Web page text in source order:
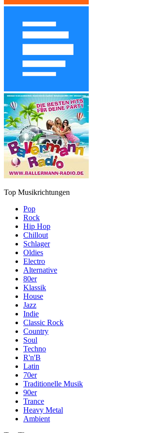
Top Musikrichtungen
Pop
Rock
Hip Hop
Chillout
Schlager
Oldies
Electro
Alternative
80er
Klassik
House
Jazz
Indie
Classic Rock
Country
Soul
Techno
R'n'B
Latin
70er
Traditionelle Musik
90er
Trance
Heavy Metal
Ambient